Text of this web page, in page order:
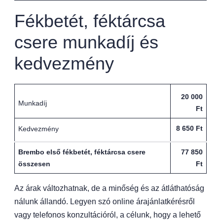
Fékbetét, féktárcsa
csere munkadíj és
kedvezmény
Munkadíj
20 000
Ft
Kedvezmény 8 650 Ft
Brembo első fékbetét, féktárcsa csere
összesen
77 850
Ft
Az árak változhatnak, de a minőség és az átláthatóság
nálunk állandó. Legyen szó online árajánlatkérésről
vagy telefonos konzultációról, a célunk, hogy a lehető